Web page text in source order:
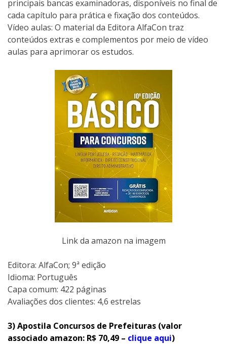
principais bancas examinadoras, disponíveis no final de
cada capítulo para prática e fixação dos conteúdos.
Vídeo aulas: O material da Editora AlfaCon traz
conteúdos extras e complementos por meio de vídeo
aulas para aprimorar os estudos.
Link da amazon na imagem
Editora: AlfaCon; 9ª edição
Idioma: Português
Capa comum: 422 páginas
Avaliações dos clientes: 4,6 estrelas
3) Apostila Concursos de Prefeituras (valor
associado amazon: R$ 70,49 – clique aqui)